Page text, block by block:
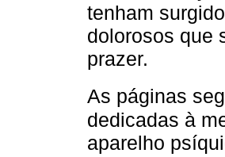
tenham
dolorosos que
prazer.
As páginas
dedicadas à
aparelho